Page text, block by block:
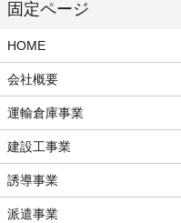
HOME
会社概要
運輸倉庫事業
建設工事業
誘導事業
派遣事業